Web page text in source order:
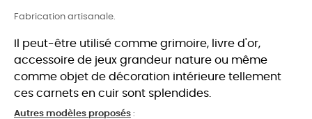
Fabrication artisanale.
Il peut-être utilisé comme grimoire, livre d'or,
accessoire de jeux grandeur nature ou même
comme objet de décoration intérieure tellement
ces carnets en cuir sont splendides.
Autres modèles proposés :